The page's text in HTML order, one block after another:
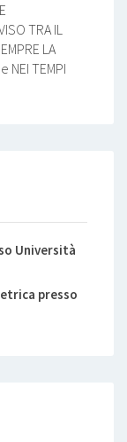
TRA IL
LA
NEI TEMPI
Università
presso